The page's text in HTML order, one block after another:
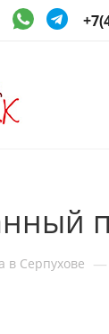
в Серпухове —